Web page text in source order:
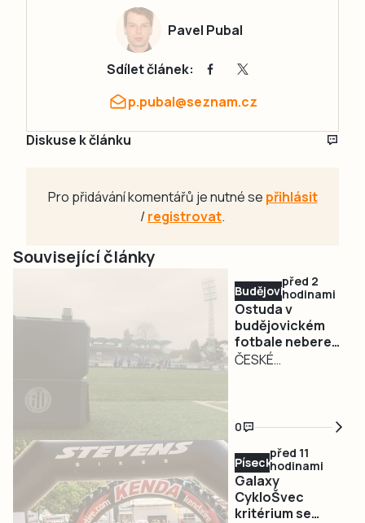
Pavel Pubal
Sdílet článek:
p.pubal@seznam.cz
Diskuse k článku
Pro přidávání komentářů je nutné se přihlásit
/registrovat.
Související články
Budějovicko
před 2
hodinami
Ostuda v
budějovickém
fotbale nebere
konce. Dynamo
ČESKÉ
soutěže SK
Dynamo České
Budějovice
odhlásilo svůj B
tým z divize.
Rezervní tým měl
0
Písecko
před 11
hodinami
Galaxy
CykloŠvec
kritérium se